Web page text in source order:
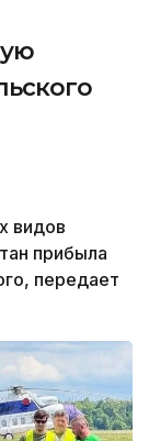
видов
прибыла
передает